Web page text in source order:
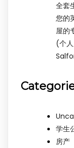
全套
您的
屋的
(个
学生
房产